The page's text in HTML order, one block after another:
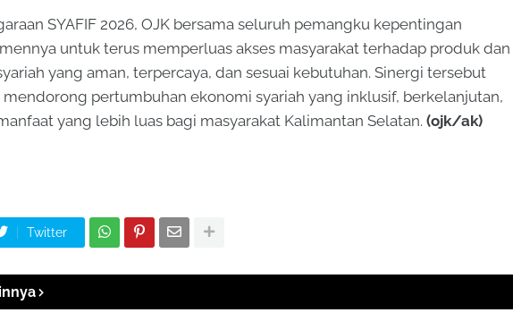
SYAFIF 2026, OJK bersama seluruh pemangku kepentingan
untuk terus memperluas akses masyarakat terhadap produk dan
yang aman, terpercaya, dan sesuai kebutuhan. Sinergi tersebut
pertumbuhan ekonomi syariah yang inklusif, berkelanjutan,
yang lebih luas bagi masyarakat Kalimantan Selatan. (ojk/ak)
Twitter